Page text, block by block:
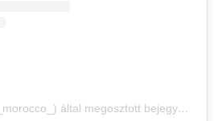
Visit Morocco (@visit_morocco_) által megosztott bejegyzés